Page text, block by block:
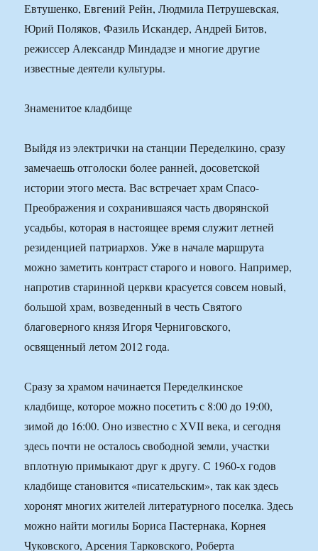
Евтушенко, Евгений Рейн, Людмила Петрушевская,
Юрий Поляков, Фазиль Искандер, Андрей Битов,
режиссер Александр Миндадзе и многие другие
известные деятели культуры.
Знаменитое кладбище
Выйдя из электрички на станции Переделкино, сразу
замечаешь отголоски более ранней, досоветской
истории этого места. Вас встречает храм Спасо-
Преображения и сохранившаяся часть дворянской
усадьбы, которая в настоящее время служит летней
резиденцией патриархов. Уже в начале маршрута
можно заметить контраст старого и нового. Например,
напротив старинной церкви красуется совсем новый,
большой храм, возведенный в честь Святого
благоверного князя Игоря Черниговского,
освященный летом 2012 года.
Сразу за храмом начинается Переделкинское
кладбище, которое можно посетить с 8:00 до 19:00,
зимой до 16:00. Оно известно с XVII века, и сегодня
здесь почти не осталось свободной земли, участки
вплотную примыкают друг к другу. С 1960-х годов
кладбище становится «писательским», так как здесь
хоронят многих жителей литературного поселка. Здесь
можно найти могилы Бориса Пастернака, Корнея
Чуковского, Арсения Тарковского, Роберта